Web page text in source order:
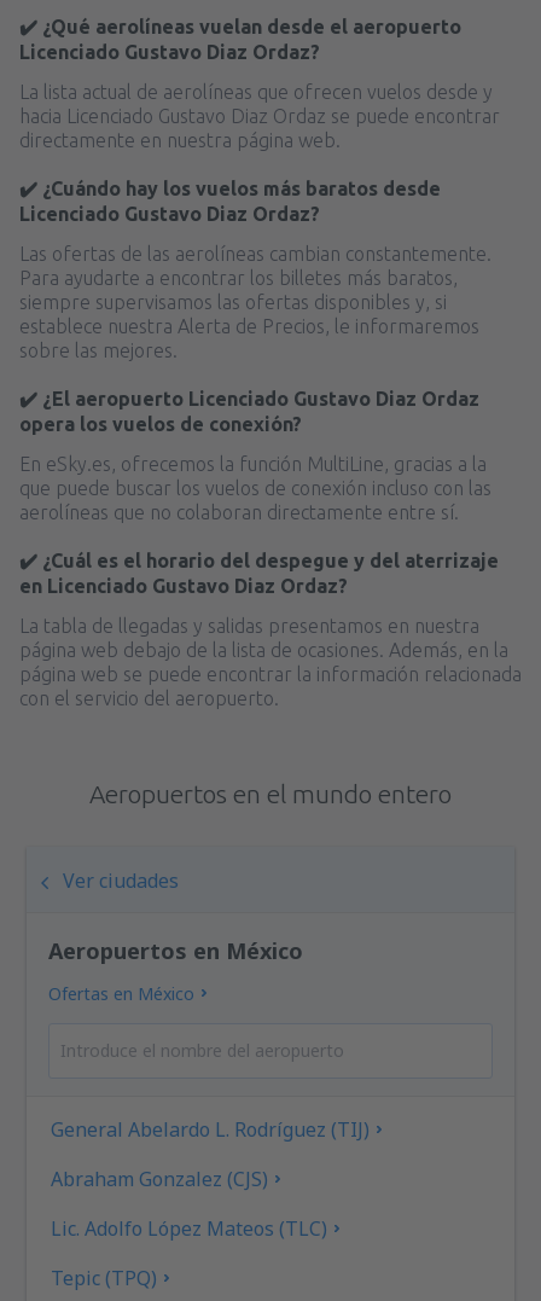
✔️ ¿Qué aerolíneas vuelan desde el aeropuerto
Licenciado Gustavo Diaz Ordaz?
La lista actual de aerolíneas que ofrecen vuelos desde y
hacia Licenciado Gustavo Diaz Ordaz se puede encontrar
directamente en nuestra página web.
✔️ ¿Cuándo hay los vuelos más baratos desde
Licenciado Gustavo Diaz Ordaz?
Las ofertas de las aerolíneas cambian constantemente.
Para ayudarte a encontrar los billetes más baratos,
siempre supervisamos las ofertas disponibles y, si
establece nuestra Alerta de Precios, le informaremos
sobre las mejores.
✔️ ¿El aeropuerto Licenciado Gustavo Diaz Ordaz
opera los vuelos de conexión?
En eSky.es, ofrecemos la función MultiLine, gracias a la
que puede buscar los vuelos de conexión incluso con las
aerolíneas que no colaboran directamente entre sí.
✔️ ¿Cuál es el horario del despegue y del aterrizaje
en Licenciado Gustavo Diaz Ordaz?
La tabla de llegadas y salidas presentamos en nuestra
página web debajo de la lista de ocasiones. Además, en la
página web se puede encontrar la información relacionada
con el servicio del aeropuerto.
Aeropuertos en el mundo entero
Ver ciudades
Aeropuertos en México
Ofertas en México
General Abelardo L. Rodríguez (TIJ)
Abraham Gonzalez (CJS)
Lic. Adolfo López Mateos (TLC)
Tepic (TPQ)